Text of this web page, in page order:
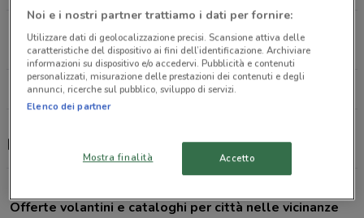
Viale della Buona Fortuna, 1 Capena
23.8 km
Tutti i negozi Mega
Mega, offerte e negozi
Offerte volantini e cataloghi per città nelle vicinanze
Noi e i nostri partner trattiamo i dati per fornire:
Utilizzare dati di geolocalizzazione precisi. Scansione attiva delle
caratteristiche del dispositivo ai fini dell’identificazione. Archiviare
informazioni su dispositivo e/o accedervi. Pubblicità e contenuti
personalizzati, misurazione delle prestazioni dei contenuti e degli
annunci, ricerche sul pubblico, sviluppo di servizi.
Elenco dei partner
Mostra finalità Accetto